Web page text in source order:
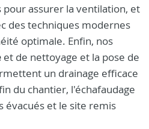
assurer la ventilation, et
des techniques modernes
optimale. Enfin, nos
et de nettoyage et la pose de
un drainage efficace
du chantier, l'échafaudage
évacués et le site remis